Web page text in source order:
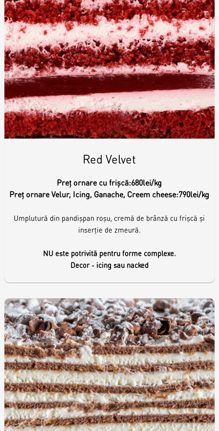
Red Velvet
Preț ornare cu frișcă:680lei/kg
Preț ornare Velur, Icing, Ganache, Creem cheese:790lei/kg
Umplutură din pandișpan roșu, cremă de brânză cu frișcă și
inserție de zmeură.
NU este potrivită pentru forme complexe.
Decor - icing sau nacked